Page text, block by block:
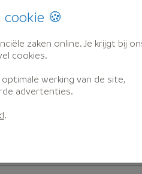
cookie 🍪
zaken online. Je krijgt bij
cookies.
werking van de site,
advertenties.
.